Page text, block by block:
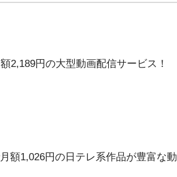
2,189円の大型動画配信サービス！
額1,026円の日テレ系作品が豊富な動